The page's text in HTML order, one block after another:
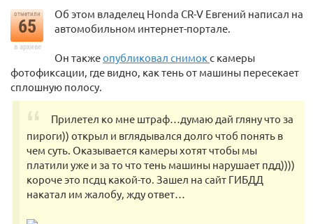
отметили
65
в архиве
Об этом владелец Honda CR-V Евгений написал на
автомобильном интернет-портале.
Он такжеопубликовал снимокс камеры
фотофиксации, где видно, как тень от машины пересекает
сплошную полосу.
Прилетел ко мне штраф…думаю дай гляну что за
пироги)) открыл и вглядывался долго чтоб понять в
чем суть. Оказывается камеры хотят чтобы мы
платили уже и за то что тень машины нарушает пдд))))
короче это псдц какой-то. Зашел на сайт ГИБДД
накатал им жалобу, жду ответ…